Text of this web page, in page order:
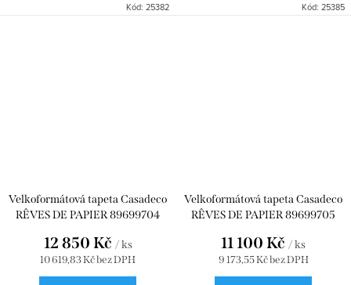
Kód: 25382 Kód: 25385
Velkoformátová tapeta Casadeco
RÊVES DE PAPIER 89699704
10 619,83 Kč bez DPH
12 850 Kč / ks
Velkoformátová tapeta Casadeco
RÊVES DE PAPIER 89699705
9 173,55 Kč bez DPH
11 100 Kč / ks